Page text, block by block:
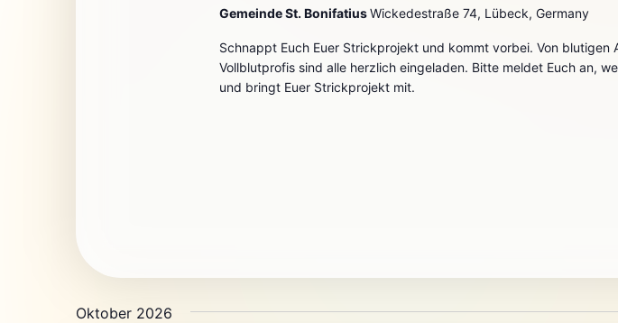
Gemeinde St. BonifatiusWickedestraße 74, Lübeck, Germany
Schnappt Euch Euer Strickprojekt und kommt vorbei. Von blutigen
Vollblutprofis sind alle herzlich eingeladen. Bitte meldet Euch an,
und bringt Euer Strickprojekt mit.
Oktober 2026